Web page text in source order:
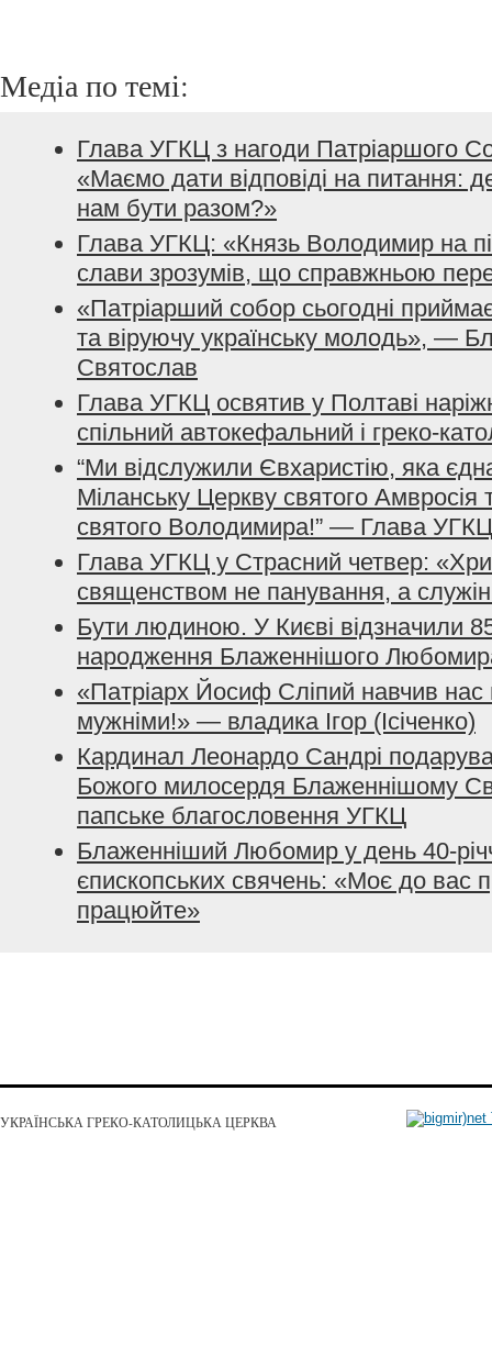
Медіа по темі:
Глава УГКЦ з нагоди Патріаршого
«Маємо дати відповіді на питання:
нам бути разом?»
Глава УГКЦ: «Князь Володимир на
слави зрозумів, що справжньою
«Патріарший cобор сьогодні
та віруючу українську молодь», —
Святослав
Глава УГКЦ освятив у Полтаві
спільний автокефальний і греко-
“Ми відслужили Євхаристію, яка
Міланську Церкву cвятого Амвросія
cвятого Володимира!” — Глава УГКЦ
Глава УГКЦ у Страсний четвер:
священством не панування, а
Бути людиною. У Києві відзначили
народження Блаженнішого
«Патріарх Йосиф Сліпий навчив нас
мужніми!» — владика Ігор (Ісіченко)
Кардинал Леонардо Сандрі
Божого милосердя Блаженнішому
папське благословення УГКЦ
Блаженніший Любомир у день 40-
єпископських свячень: «Моє до вас
працюйте»
УКРАЇНСЬКА ГРЕКО-КАТОЛИЦЬКА ЦЕРКВА